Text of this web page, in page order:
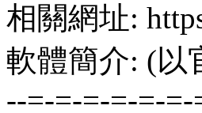
相關網址:
軟體簡介: (以
--=-=-=-=-=-